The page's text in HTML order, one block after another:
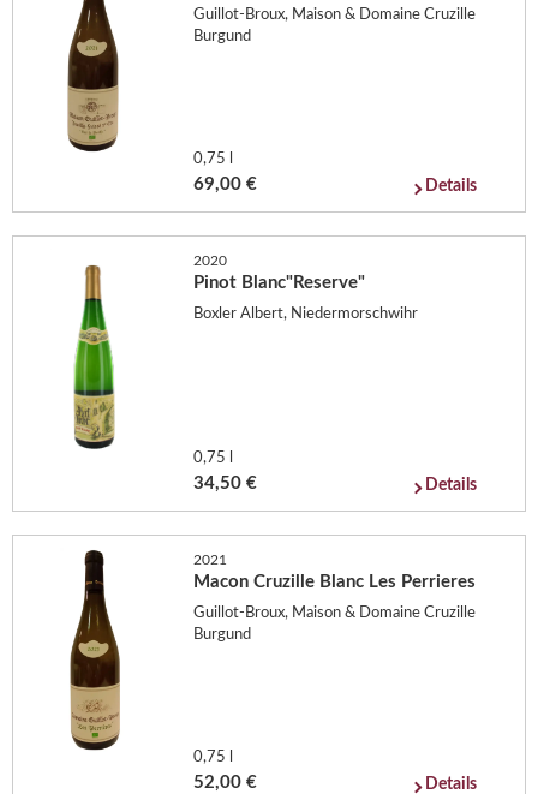
Guillot-Broux, Maison & Domaine Cruzille
Burgund
0,75 l
69,00 € Details
2020
Pinot Blanc"Reserve"
Boxler Albert, Niedermorschwihr
0,75 l
34,50 € Details
2021
Macon Cruzille Blanc Les Perrieres
Guillot-Broux, Maison & Domaine Cruzille
Burgund
0,75 l
52,00 € Details